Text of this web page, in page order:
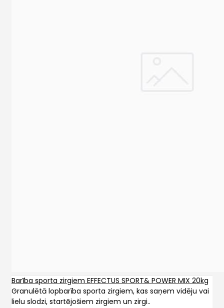
Barība sporta zirgiem EFFECTUS SPORT& POWER MIX 20kg
Granulētā lopbarība sporta zirgiem, kas saņem vidēju vai
lielu slodzi, startējošiem zirgiem un zirgi..